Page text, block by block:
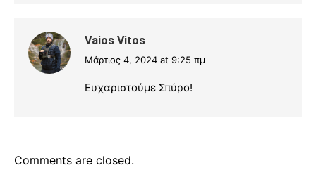
Vaios Vitos
says:
Μάρτιος 4, 2024 at 9:25 πμ
Ευχαριστούμε Σπύρο!
Comments are closed.